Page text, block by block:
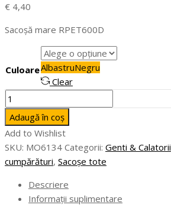
€ 4,40
Sacoșă mare RPET600D
CuloareAlbastruNegru
Clear
Cantitate
FAMA
-
Sacoșă
mare
RPET600D
Adaugă în coș
Add to Wishlist
SKU: MO6134 Categorii: Genti & Calatorii
cumpărături, Sacoșe tote
Descriere
Informații suplimentare